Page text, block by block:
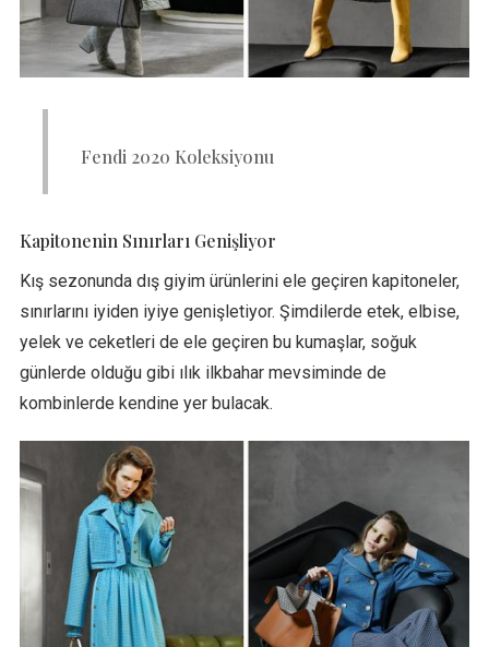
Fendi 2020 Koleksiyonu
Kapitonenin Sınırları Genişliyor
Kış sezonunda dış giyim ürünlerini ele geçiren kapitoneler,
sınırlarını iyiden iyiye genişletiyor. Şimdilerde etek, elbise,
yelek ve ceketleri de ele geçiren bu kumaşlar, soğuk
günlerde olduğu gibi ılık ilkbahar mevsiminde de
kombinlerde kendine yer bulacak.